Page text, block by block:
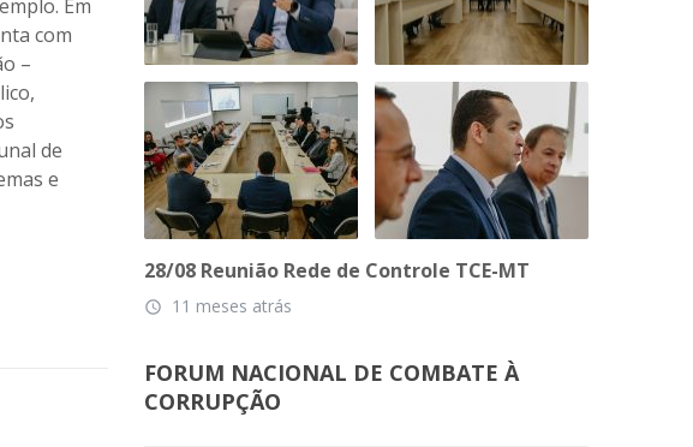
Em
com
–
de
e
28/08 Reunião Rede de Controle TCE-MT
access_time 11 meses atrás
FORUM NACIONAL DE COMBATE À
CORRUPÇÃO